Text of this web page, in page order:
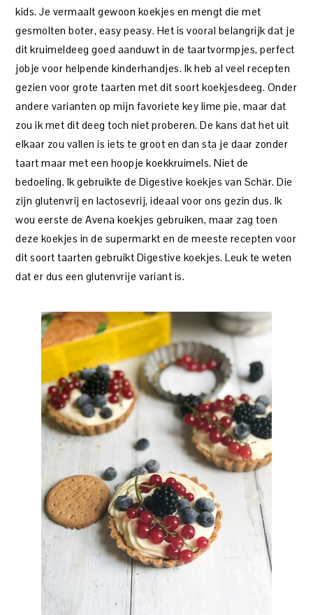
kids. Je vermaalt gewoon koekjes en mengt die met
gesmolten boter, easy peasy. Het is vooral belangrijk dat je
dit kruimeldeeg goed aanduwt in de taartvormpjes, perfect
jobje voor helpende kinderhandjes. Ik heb al veel recepten
gezien voor grote taarten met dit soort koekjesdeeg. Onder
andere varianten op mijn favoriete key lime pie, maar dat
zou ik met dit deeg toch niet proberen. De kans dat het uit
elkaar zou vallen is iets te groot en dan sta je daar zonder
taart maar met een hoopje koekkruimels. Niet de
bedoeling. Ik gebruikte de Digestive koekjes van Schär. Die
zijn glutenvrij en lactosevrij, ideaal voor ons gezin dus. Ik
wou eerste de Avena koekjes gebruiken, maar zag toen
deze koekjes in de supermarkt en de meeste recepten voor
dit soort taarten gebruikt Digestive koekjes. Leuk te weten
dat er dus een glutenvrije variant is.